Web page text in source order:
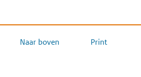
Naar boven Print